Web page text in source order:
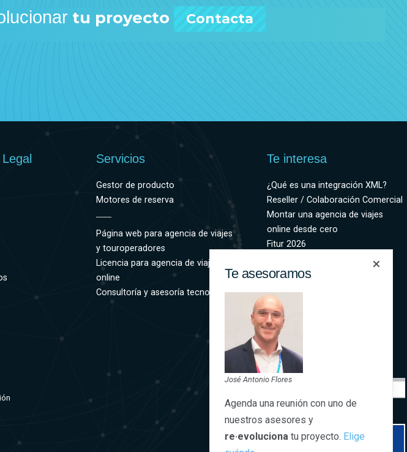
tu proyecto Contacta
Servicios
Gestor de producto
Motores de reserva
Página web para agencia de viajes
y touroperadores
Licencia para agencia de viajes
online
Consultoría y asesoría tecnológica
Te interesa
¿Qué es una integración XML?
Reseller / Colaboración Comercial
Montar una agencia de viajes
online desde cero
Fitur 2026
Te asesoramos
José Antonio Flores
Agenda una reunión con uno de
nuestros asesores y
re·evoluciona tu proyecto. Elige